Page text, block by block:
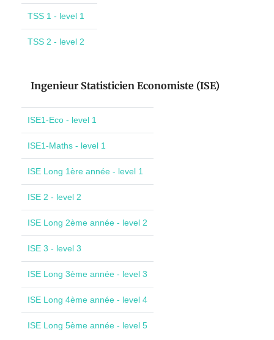
TSS 1 - level 1
TSS 2 - level 2
Ingenieur Statisticien Economiste (ISE)
ISE1-Eco - level 1
ISE1-Maths - level 1
ISE Long 1ère année - level 1
ISE 2 - level 2
ISE Long 2ème année - level 2
ISE 3 - level 3
ISE Long 3ème année - level 3
ISE Long 4ème année - level 4
ISE Long 5ème année - level 5